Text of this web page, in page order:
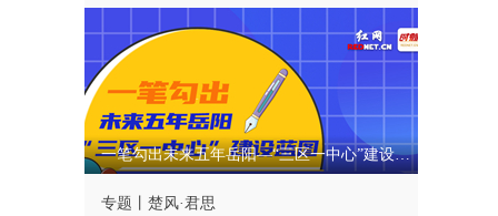
一笔勾出未来五年岳阳—“三区一中心”建设蓝图
专题丨楚风·君思